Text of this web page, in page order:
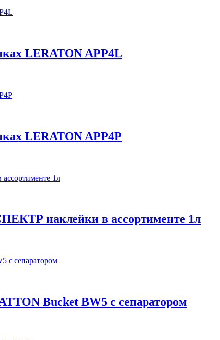
LERATON APP4L
LERATON APP4P
наклейки в ассортименте 1л
Bucket BW5 с сепаратором